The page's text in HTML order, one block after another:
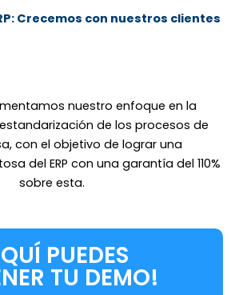
Crecemos con nuestros clientes
nuestro enfoque en la
de los procesos de
con el objetivo de lograr una
del ERP con una garantía del 110%
sobre esta.
PUEDES
TU DEMO!